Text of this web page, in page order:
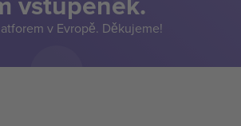
v Evropě. Děkujeme!